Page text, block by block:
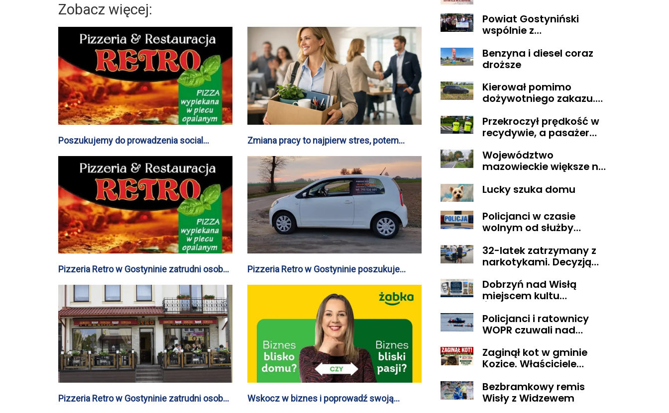
Zobacz więcej:
Poszukujemy do prowadzenia social
mediów w branży gastronomicznej
Zmiana pracy to najpierw stres, potem
satysfakcja – 70% pracowników biurowych
jest zadowolonych z decyzji
Pizzeria Retro w Gostyninie zatrudni osoby
chętne do pracy w kuchni w weekendy
Pizzeria Retro w Gostyninie poszukuje
osoby do dowozu pizzy
Pizzeria Retro w Gostyninie zatrudni osoby
Wskocz w biznes i poprowadź swoją
Powiat Gostyniński
wspólnie z
POZARZĄDOWYMI
walczą o środki z
Obywatelskiego
Mazowsza dla
terenu!
Benzyna i diesel coraz
droższe
Kierował pomimo
dożywotniego zakazu.
Przekroczył prędkość w
recydywie, a pasażer
poszukiwaną
Województwo
mazowieckie większe niż
zarządzaniu. Eksperci
centralnej Polski
Lucky szuka domu
Policjanci w czasie
wolnym od służby
poszukiwanego
32-latek zatrzymany z
narkotykami. Decyzją
Dobrzyń nad Wisłą
miejscem kultu
Neapolu
Policjanci i ratownicy
WOPR czuwali nad
uczestnika wyjątkowej
wyprawy
Zaginął kot w gminie
Kozice. Właściciele
pomoc
Bezbramkowy remis
Wisły z Widzewem